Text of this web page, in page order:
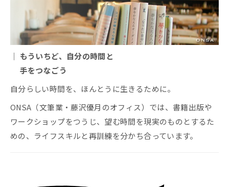
｜ もういちど、自分の時間と
手をつなごう
自分らしい時間を、ほんとうに生きるために。
ONSA（文筆業・藤沢優月のオフィス）では、書籍出版や
ワークショップをつうじ、望む時間を現実のものとするた
めの、ライフスキルと再訓練を分かち合っています。